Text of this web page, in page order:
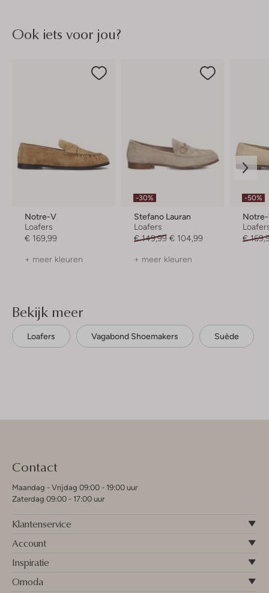
Ook iets voor jou?
Notre-V
Loafers
€ 169,99
+ meer kleuren
-30%
Stefano Lauran
Loafers
€ 149,99 € 104,99
+ meer kleuren
-50%
€
Bekijk meer
Loafers Vagabond Shoemakers Suède
Contact
Maandag - Vrijdag 09:00 - 19:00 uur
Zaterdag 09:00 - 17:00 uur
Klantenservice
Account
Inspiratie
Omoda